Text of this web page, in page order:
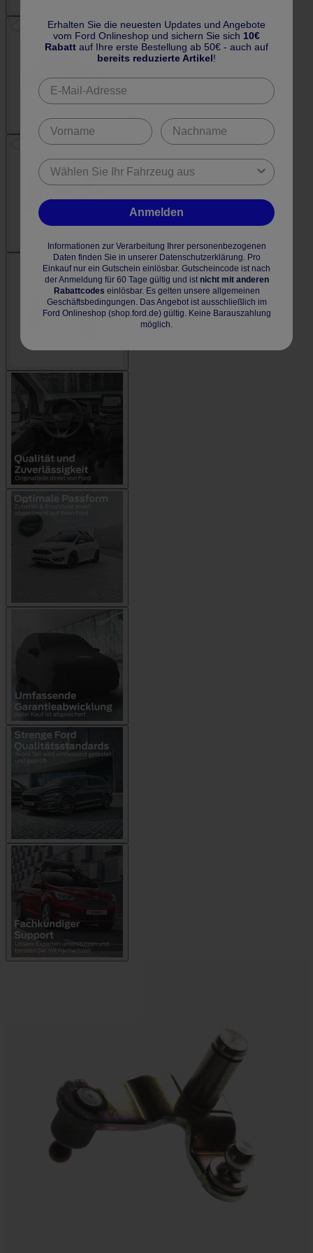
Erhalten Sie die neuesten Updates und Angebote
vom Ford Onlineshop und sichern Sie sich 10€
Rabatt auf Ihre erste Bestellung ab 50€ - auch auf
bereits reduzierte Artikel!
Anmelden
Informationen zur Verarbeitung Ihrer personenbezogenen
Daten finden Sie in unserer Datenschutzerklärung. Pro
Einkauf nur ein Gutschein einlösbar. Gutscheincode ist nach
der Anmeldung für 60 Tage gültig und ist nicht mit anderen
Rabattcodes einlösbar. Es gelten unsere allgemeinen
Geschäftsbedingungen. Das Angebot ist ausschließlich im
Ford Onlineshop (shop.ford.de) gültig. Keine Barauszahlung
möglich.